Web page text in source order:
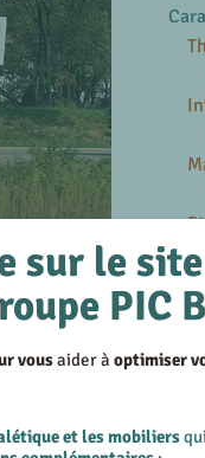
En
sur le
PIC
vousaider àoptimiser
et les mobiliers